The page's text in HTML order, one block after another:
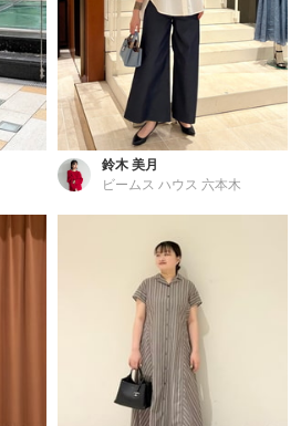
鈴木 美月
ビームス ハウス 六本木